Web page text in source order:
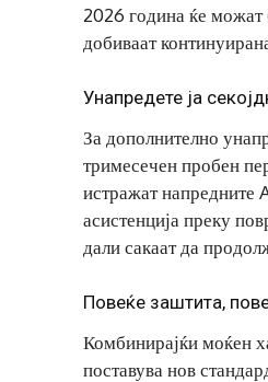
2026 година ќе можат
добиваат
Унапредете ја
За дополнително
тримесечен пробен
истражат напредните
асистенција преку
дали сакаат да
Повеќе заштита,
Комбинирајќи моќен
поставува нов